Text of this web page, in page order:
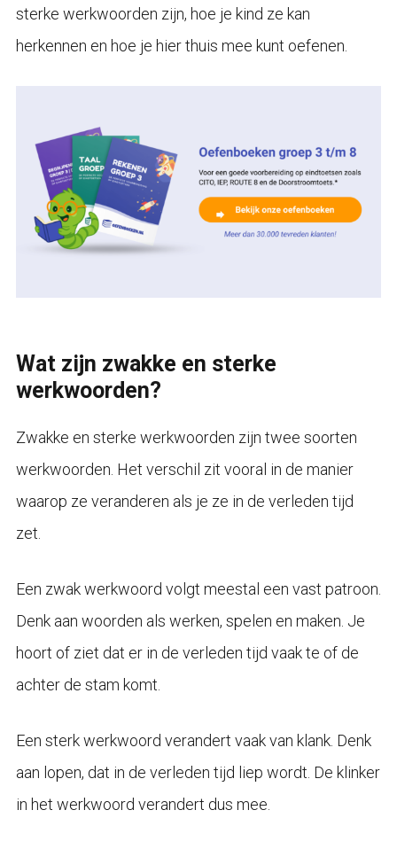
sterke werkwoorden zijn, hoe je kind ze kan
herkennen en hoe je hier thuis mee kunt oefenen.
Wat zijn zwakke en sterke
werkwoorden?
Zwakke en sterke werkwoorden zijn twee soorten
werkwoorden. Het verschil zit vooral in de manier
waarop ze veranderen als je ze in de verleden tijd
zet.
Een zwak werkwoord volgt meestal een vast patroon.
Denk aan woorden als werken, spelen en maken. Je
hoort of ziet dat er in de verleden tijd vaak te of de
achter de stam komt.
Een sterk werkwoord verandert vaak van klank. Denk
aan lopen, dat in de verleden tijd liep wordt. De klinker
in het werkwoord verandert dus mee.